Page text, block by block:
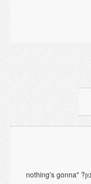
מכירים את across the universe של לנון? "nothing's gonna